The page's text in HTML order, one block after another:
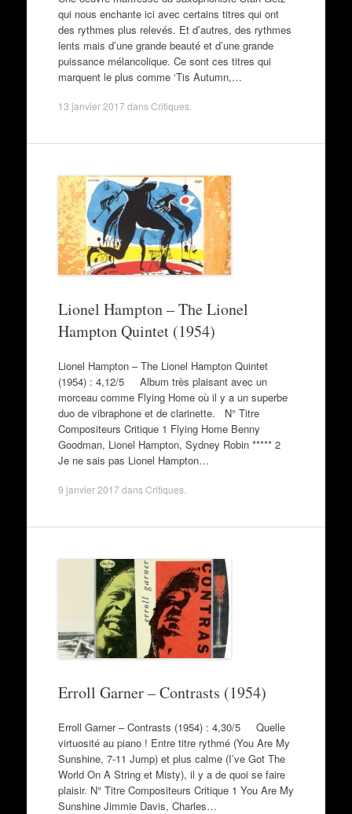
qui nous enchante ici avec certains titres qui ont
des rythmes plus relevés. Et d’autres, des rythmes
lents mais d’une grande beauté et d’une grande
puissance mélancolique. Ce sont ces titres qui
marquent le plus comme ‘Tis Autumn,…
13 janvier 2017 dansCritiques.
Lionel Hampton – The Lionel
Hampton Quintet (1954)
Lionel Hampton – The Lionel Hampton Quintet
(1954) : 4,12/5 Album très plaisant avec un
morceau comme Flying Home où il y a un superbe
duo de vibraphone et de clarinette. N° Titre
Compositeurs Critique 1 Flying Home Benny
Goodman, Lionel Hampton, Sydney Robin ***** 2
Je ne sais pas Lionel Hampton…
9 janvier 2017 dansCritiques.
Erroll Garner – Contrasts (1954)
Erroll Garner – Contrasts (1954) : 4,30/5 Quelle
virtuosité au piano ! Entre titre rythmé (You Are My
Sunshine, 7-11 Jump) et plus calme (I’ve Got The
World On A String et Misty), il y a de quoi se faire
plaisir. N° Titre Compositeurs Critique 1 You Are My
Sunshine Jimmie Davis, Charles…